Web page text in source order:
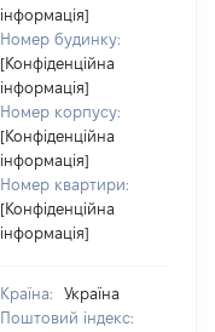
інформація]
Номер будинку:
[Конфіденційна
інформація]
Номер корпусу:
[Конфіденційна
інформація]
Номер квартири:
[Конфіденційна
інформація]
Країна:
Україна
Поштовий індекс: